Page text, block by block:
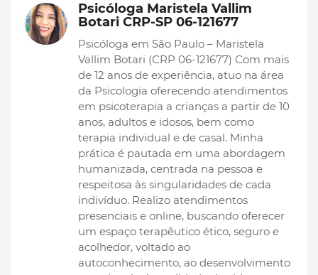
Psicóloga Maristela Vallim
Botari CRP-SP 06-121677
Psicóloga em São Paulo – Maristela
Vallim Botari (CRP 06-121677) Com mais
de 12 anos de experiência, atuo na área
da Psicologia oferecendo atendimentos
em psicoterapia a crianças a partir de 10
anos, adultos e idosos, bem como
terapia individual e de casal. Minha
prática é pautada em uma abordagem
humanizada, centrada na pessoa e
respeitosa às singularidades de cada
indivíduo. Realizo atendimentos
presenciais e online, buscando oferecer
um espaço terapêutico ético, seguro e
acolhedor, voltado ao
autoconhecimento, ao desenvolvimento